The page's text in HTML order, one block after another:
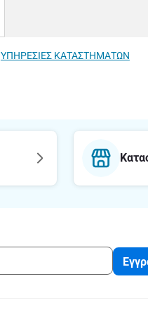
ΥΠΗΡΕΣΙΕΣ ΚΑΤΑΣΤΗΜΑΤΩΝ